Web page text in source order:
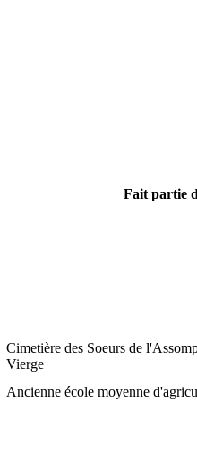
Fait partie
Cimetière des Soeurs de
Vierge
Ancienne école moyenne